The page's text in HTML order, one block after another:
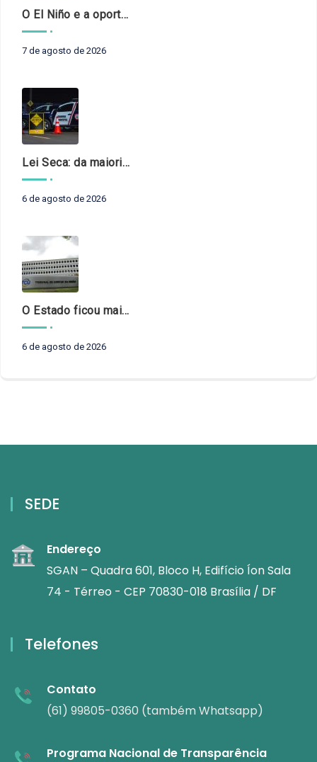
O El Niño e a oportunidade de fortalecer o controle externo das políticas climáticas
7 de agosto de 2026
Lei Seca: da maioridade à maturidade
6 de agosto de 2026
O Estado ficou mais complexo. O controle precisa acompanhar
6 de agosto de 2026
SEDE
Endereço
SGAN – Quadra 601, Bloco H, Edifício Íon Sala
74 - Térreo - CEP 70830-018 Brasília / DF
Telefones
Contato
(61) 99805-0360 (também Whatsapp)
Programa Nacional de Transparência